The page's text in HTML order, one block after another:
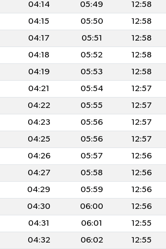
04:14 05:49 12:58
04:15 05:50 12:58
04:17 05:51 12:58
04:18 05:52 12:58
04:19 05:53 12:58
04:21 05:54 12:57
04:22 05:55 12:57
04:23 05:56 12:57
04:25 05:56 12:57
04:26 05:57 12:56
04:27 05:58 12:56
04:29 05:59 12:56
04:30 06:00 12:56
04:31 06:01 12:55
04:32 06:02 12:55